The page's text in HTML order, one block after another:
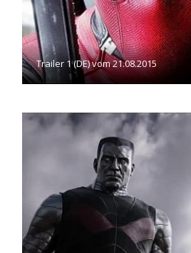
Trailer 1 (DE) vom 21.08.2015